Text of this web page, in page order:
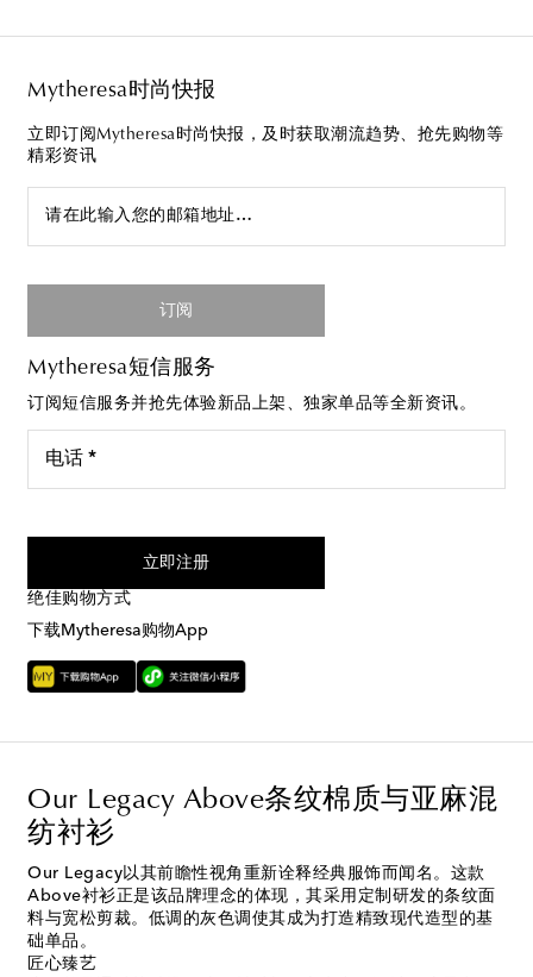
Mytheresa时尚快报
立即订阅Mytheresa时尚快报，及时获取潮流趋势、抢先购物等
精彩资讯
请在此输入您的邮箱地址…
订阅
Mytheresa短信服务
订阅短信服务并抢先体验新品上架、独家单品等全新资讯。
电话 *
立即注册
绝佳购物方式
下载Mytheresa购物App
Our Legacy Above条纹棉质与亚麻混
纺衬衫
Our Legacy以其前瞻性视角重新诠释经典服饰而闻名。这款
Above衬衫正是该品牌理念的体现，其采用定制研发的条纹面
料与宽松剪裁。低调的灰色调使其成为打造精致现代造型的基
础单品。
匠心臻艺